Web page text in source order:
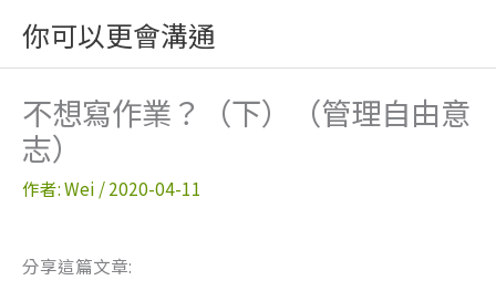
主
你可以更會溝通
不想寫作業？（下）（管理自由意
志）
作者:Wei /2020-04-11
分享這篇文章: